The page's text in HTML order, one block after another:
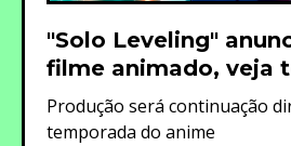
"Solo Leveling"
filme animado, veja
Produção será continuação
temporada do anime